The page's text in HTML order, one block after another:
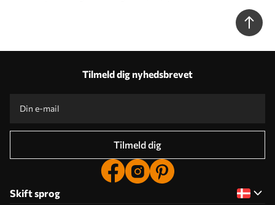
Tilmeld dig nyhedsbrevet
Tilmeld dig
Skift sprog